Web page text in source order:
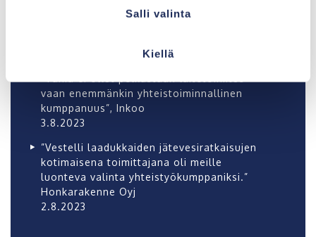
Salli valinta
Kiellä
erittäin tyytyväisiä lopputulokseen” Tero
vaan enemmänkin yhteistoiminnallinen
kumppanuus”, Inkoo
3.8.2023
”Vestelli laadukkaiden jätevesiratkaisujen
kotimaisena toimittajana oli meille
luonteva valinta yhteistyökumppaniksi.”
Honkarakenne Oyj
2.8.2023